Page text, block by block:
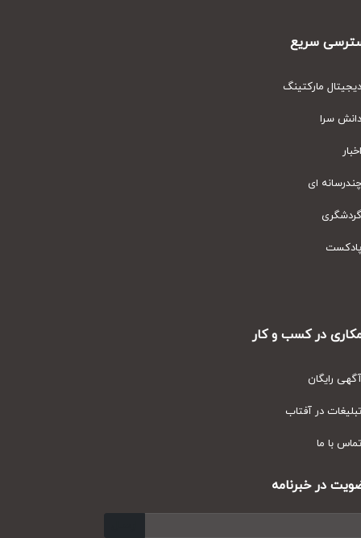
سریع
مارکتینگ
سرا
ای
در کسب و کار
رایگان
در آفتاب
با ما
در خبرنامه